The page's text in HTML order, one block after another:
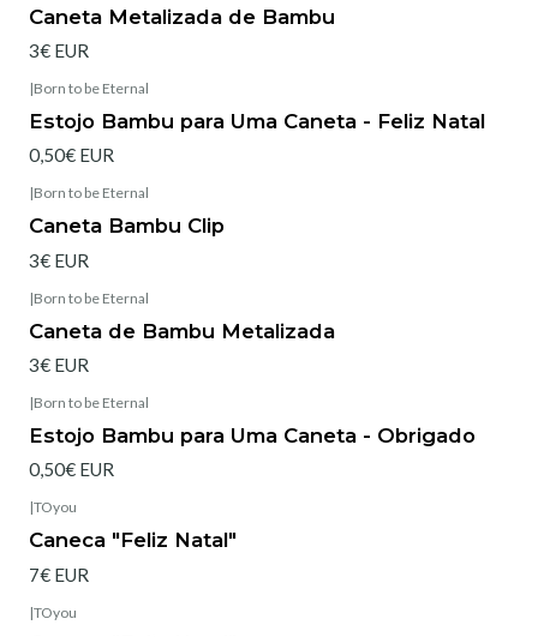
Caneta Metalizada de Bambu
3€ EUR
|Born to be Eternal
Estojo Bambu para Uma Caneta - Feliz Natal
0,50€ EUR
|Born to be Eternal
Caneta Bambu Clip
3€ EUR
|Born to be Eternal
Caneta de Bambu Metalizada
3€ EUR
|Born to be Eternal
Estojo Bambu para Uma Caneta - Obrigado
0,50€ EUR
|TOyou
Caneca "Feliz Natal"
7€ EUR
|TOyou